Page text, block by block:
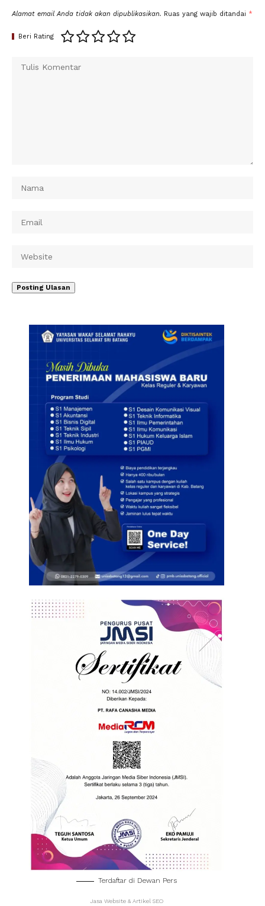
Alamat email Anda tidak akan dipublikasikan. Ruas yang wajib ditandai *
Beri Rating
Terdaftar di Dewan Pers
Jasa Website & Artikel SEO